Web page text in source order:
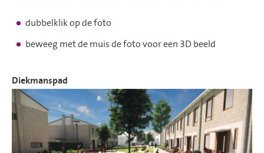
dubbelklik op de foto
beweeg met de muis de foto voor een 3D beeld
Diekmanspad